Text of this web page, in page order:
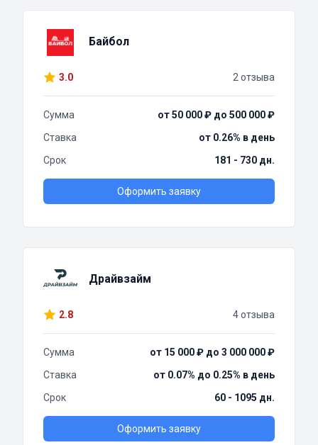
Байбол
3.0 2 отзыва
Сумма
от 50 000 ₽ до 500 000 ₽
Ставка
от 0.26% в день
Срок
181 - 730 дн.
Оформить заявку
Драйвзайм
2.8 4 отзыва
Сумма
от 15 000 ₽ до 3 000 000 ₽
Ставка
от 0.07% до 0.25% в день
Срок
60 - 1095 дн.
Оформить заявку